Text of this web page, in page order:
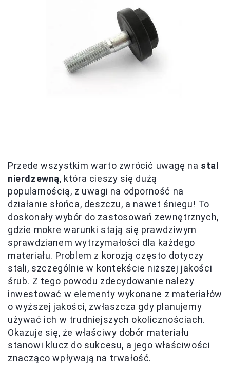
Przede wszystkim warto zwrócić uwagę na stal
nierdzewną, która cieszy się dużą
popularnością, z uwagi na odporność na
działanie słońca, deszczu, a nawet śniegu! To
doskonały wybór do zastosowań zewnętrznych,
gdzie mokre warunki stają się prawdziwym
sprawdzianem wytrzymałości dla każdego
materiału. Problem z korozją często dotyczy
stali, szczególnie w kontekście niższej jakości
śrub. Z tego powodu zdecydowanie należy
inwestować w elementy wykonane z materiałów
o wyższej jakości, zwłaszcza gdy planujemy
używać ich w trudniejszych okolicznościach.
Okazuje się, że właściwy dobór materiału
stanowi klucz do sukcesu, a jego właściwości
znacząco wpływają na trwałość.